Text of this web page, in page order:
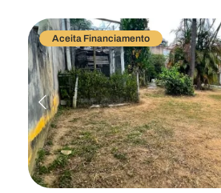
Aceita Financiamento